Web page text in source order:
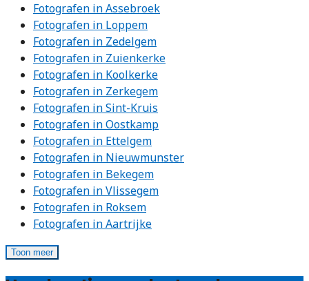
Fotografen in Assebroek
Fotografen in Loppem
Fotografen in Zedelgem
Fotografen in Zuienkerke
Fotografen in Koolkerke
Fotografen in Zerkegem
Fotografen in Sint-Kruis
Fotografen in Oostkamp
Fotografen in Ettelgem
Fotografen in Nieuwmunster
Fotografen in Bekegem
Fotografen in Vlissegem
Fotografen in Roksem
Fotografen in Aartrijke
Toon meer